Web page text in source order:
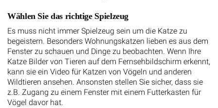
Wählen Sie das richtige Spielzeug
Es muss nicht immer Spielzeug sein um die Katze zu
begeistern. Besonders Wohnungskatzen lieben es aus dem
Fenster zu schauen und Dinge zu beobachten. Wenn Ihre
Katze Bilder von Tieren auf dem Fernsehbildschirm erkennt,
kann sie ein Video für Katzen von Vögeln und anderen
Wildtieren ansehen. Ansonsten stellen Sie sicher, dass sie
z.B. Zugang zu einem Fenster mit einem Futterkasten für
Vögel davor hat.